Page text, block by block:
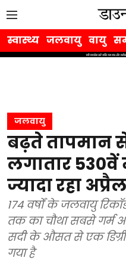
स्वास्थ्य जलवायु वायु
जलवायु
बढ़ते तापमान
लगातार 530वें
ज्यादा रहा
174 वर्षों के जलवायु
तक का चौथा सबसे गर्म
सदी के औसत से एक डिग्री
गया है